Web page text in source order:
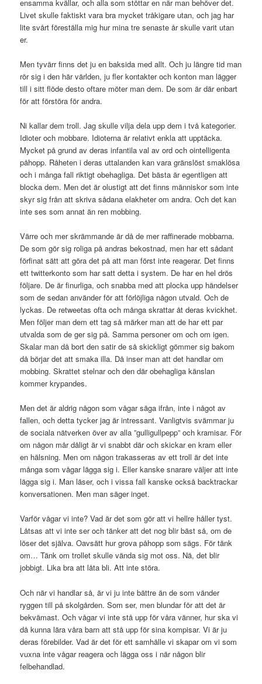
ensamma kvällar, och alla som stöttar en när man behöver det.
Livet skulle faktiskt vara bra mycket tråkigare utan, och jag har
lite svårt föreställa mig hur mina tre senaste år skulle varit utan
er.
Men tyvärr finns det ju en baksida med allt. Och ju längre tid man
rör sig i den här världen, ju fler kontakter och konton man lägger
till i sitt flöde desto oftare möter man dem. De som är där enbart
för att förstöra för andra.
Ni kallar dem troll. Jag skulle vilja dela upp dem i två kategorier.
Idioter och mobbare. Idioterna är relativt enkla att upptäcka.
Mycket på grund av deras infantila val av ord och ointelligenta
påhopp. Råheten i deras uttalanden kan vara gränslöst smaklösa
och i många fall riktigt obehagliga. Det bästa är egentligen att
blocka dem. Men det är olustigt att det finns människor som inte
skyr sig från att skriva sådana elakheter om andra. Och det kan
inte ses som annat än ren mobbing.
Värre och mer skrämmande är då de mer raffinerade mobbarna.
De som gör sig roliga på andras bekostnad, men har ett sådant
förfinat sätt att göra det på att man först inte reagerar. Det finns
ett twitterkonto som har satt detta i system. De har en hel drös
följare. De är finurliga, och snabba med att plocka upp händelser
som de sedan använder för att förlöjliga någon utvald. Och de
lyckas. De retweetas ofta och många skrattar åt deras kvickhet.
Men följer man dem ett tag så märker man att de har ett par
utvalda som de ger sig på. Samma personer om och om igen.
Skalar man då bort den satir de så skickligt gömmer sig bakom
då börjar det att smaka illa. Då inser man att det handlar om
mobbing. Skrattet stelnar och den där obehagliga känslan
kommer krypandes.
Men det är aldrig någon som vågar säga ifrån, inte i något av
fallen, och detta tycker jag är intressant. Vanligtvis svämmar ju
de sociala nätverken över av alla ”gulligullpepp” och kramisar. För
om någon mår dåligt är vi snabbt där och skickar en kram eller
en hälsning. Men om någon trakasseras av ett troll är det inte
många som vågar lägga sig i. Eller kanske snarare väljer att inte
lägga sig i. Man läser, och i vissa fall kanske också backtrackar
konversationen. Men man säger inget.
Varför vågar vi inte? Vad är det som gör att vi hellre håller tyst.
Låtsas att vi inte ser och tänker att det nog blir bäst så, om de
löser det själva. Oavsätt hur grova påhopp som sägs. För tänk
om… Tänk om trollet skulle vända sig mot oss. Nä, det blir
jobbigt. Lika bra att låta bli. Att inte störa.
Och när vi handlar så, är vi ju inte bättre än de som vänder
ryggen till på skolgården. Som ser, men blundar för att det är
bekvämast. Och vågar vi inte stå upp för våra vänner, hur ska vi
då kunna lära våra barn att stå upp för sina kompisar. Vi är ju
deras förebilder. Vad är det för ett samhälle vi skapar om vi som
vuxna inte vågar reagera och lägga oss i när någon blir
felbehandlad.